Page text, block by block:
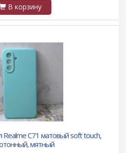
В корзину
Realme C71 матовый soft touch,
мятный